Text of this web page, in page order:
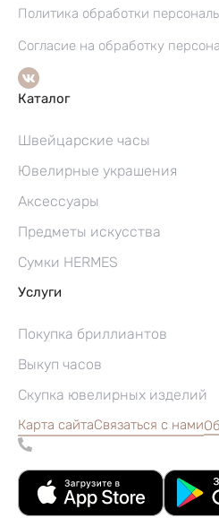
Политика обработки
Согласие на обработку
Каталог
Швейцарские часы
Ювелирные украшения
Аксессуары
Предметы искусства
Сумки HERMES
Услуги
Покупка бриллиантов
Выкуп часов
Скупка ювелирных изделий
Карта сайтаСвязаться с нами